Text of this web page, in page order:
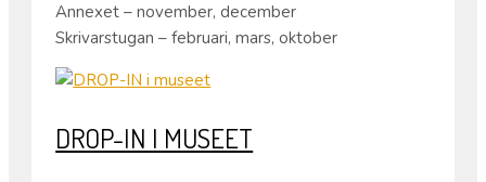
Annexet – november, december
Skrivarstugan – februari, mars, oktober
DROP-IN I MUSEET